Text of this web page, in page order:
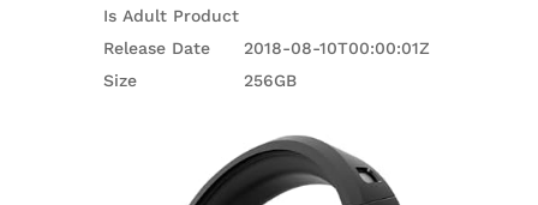
Is Adult Product
Release Date
2018-08-10T00:00:01Z
Size
256GB